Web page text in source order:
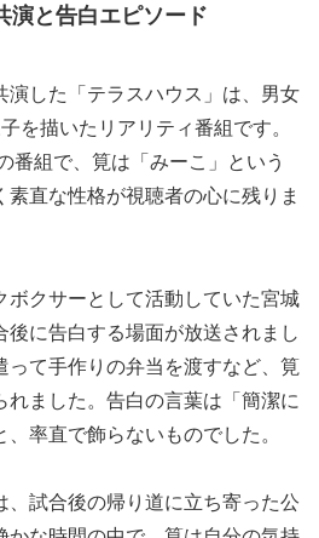
演と告白エピソード
演した「テラスハウス」は、男女
を描いたリアリティ番組です。
番組で、筧は「みーこ」という
直な性格が視聴者の心に残りま
ボクサーとして活動していた宮城
後に告白する場面が放送されまし
って手作りの弁当を渡すなど、筧
れました。告白の言葉は「簡潔に
率直で飾らないものでした。
、試合後の帰り道に立ち寄った公